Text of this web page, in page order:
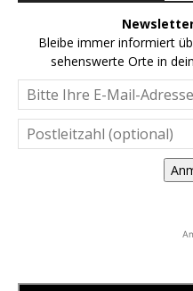
Bleibe immer informiert
sehenswerte Orte in